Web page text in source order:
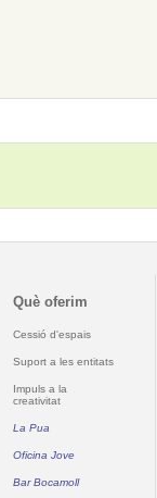
Què oferim
Cessió d'espais
Suport a les entitats
Impuls a la
creativitat
La Pua
Oficina Jove
Bar Bocamoll